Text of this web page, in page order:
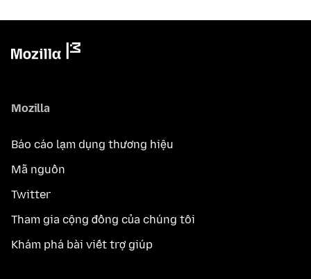
Mozilla
Báo cáo lạm dụng thương hiệu
Mã nguồn
Twitter
Tham gia cộng đồng của chúng tôi
Khám phá bài viết trợ giúp